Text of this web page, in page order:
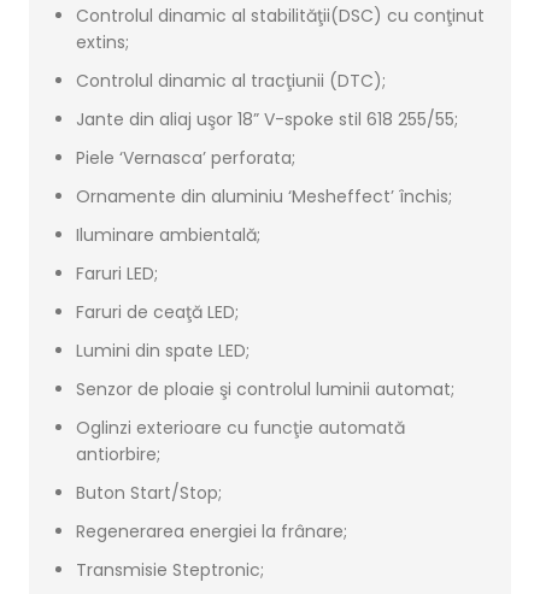
Controlul dinamic al stabilităţii(DSC) cu conţinut
extins;
Controlul dinamic al tracţiunii (DTC);
Jante din aliaj uşor 18” V-spoke stil 618 255/55;
Piele ‘Vernasca’ perforata;
Ornamente din aluminiu ‘Mesheffect’ închis;
Iluminare ambientală;
Faruri LED;
Faruri de ceaţă LED;
Lumini din spate LED;
Senzor de ploaie şi controlul luminii automat;
Oglinzi exterioare cu funcţie automată
antiorbire;
Buton Start/Stop;
Regenerarea energiei la frânare;
Transmisie Steptronic;